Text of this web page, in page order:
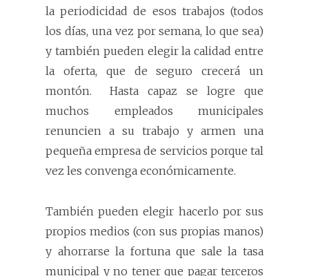
la periodicidad de esos trabajos (todos
los días, una vez por semana, lo que sea)
y también pueden elegir la calidad entre
la oferta, que de seguro crecerá un
montón.
Hasta capaz se logre que
muchos empleados municipales
renuncien a su trabajo y armen una
pequeña empresa de servicios porque tal
vez les convenga económicamente.
También pueden elegir hacerlo por sus
propios medios (con sus propias manos)
y ahorrarse la fortuna que sale la tasa
municipal y no tener que pagar terceros